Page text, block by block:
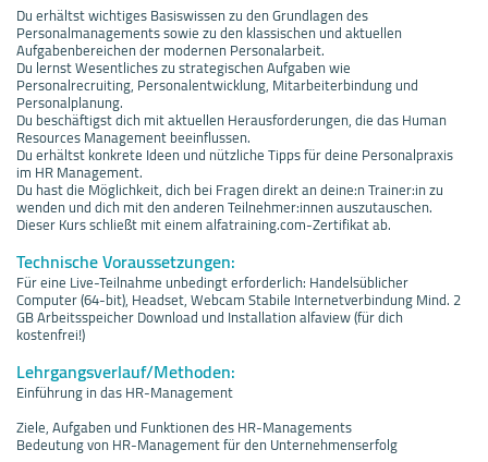
Du erhältst wichtiges Basiswissen zu den Grundlagen des
Personalmanagements sowie zu den klassischen und aktuellen
Aufgabenbereichen der modernen Personalarbeit.
Du lernst Wesentliches zu strategischen Aufgaben wie
Personalrecruiting, Personalentwicklung, Mitarbeiterbindung und
Personalplanung.
Du beschäftigst dich mit aktuellen Herausforderungen, die das Human
Resources Management beeinflussen.
Du erhältst konkrete Ideen und nützliche Tipps für deine Personalpraxis
im HR Management.
Du hast die Möglichkeit, dich bei Fragen direkt an deine:n Trainer:in zu
wenden und dich mit den anderen Teilnehmer:innen auszutauschen.
Dieser Kurs schließt mit einem alfatraining.com-Zertifikat ab.
Technische Voraussetzungen:
Für eine Live-Teilnahme unbedingt erforderlich: Handelsüblicher
Computer (64-bit), Headset, Webcam Stabile Internetverbindung Mind. 2
GB Arbeitsspeicher Download und Installation alfaview (für dich
kostenfrei!)
Lehrgangsverlauf/Methoden:
Einführung in das HR-Management
Ziele, Aufgaben und Funktionen des HR-Managements
Bedeutung von HR-Management für den Unternehmenserfolg